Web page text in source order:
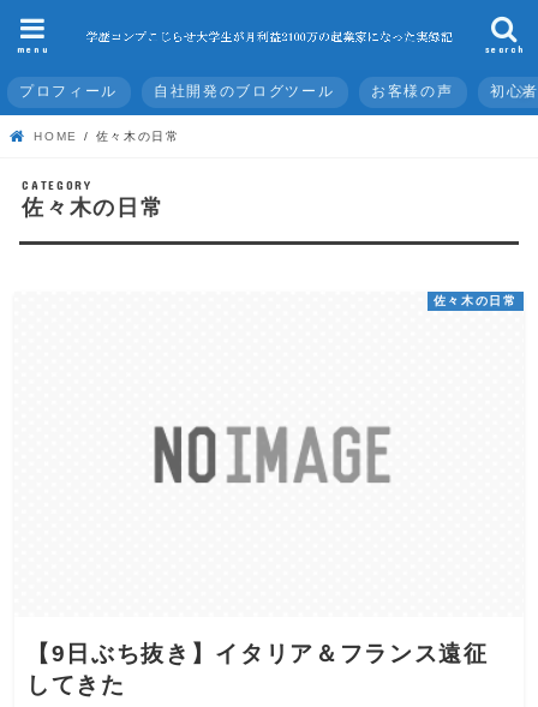
search
menu
プロフィール 自社開発のブログツール お客様の声 初心
HOME 佐々木の日常
佐々木の日常
佐々木の日常
【9日ぶち抜き】イタリア＆フランス遠征
してきた